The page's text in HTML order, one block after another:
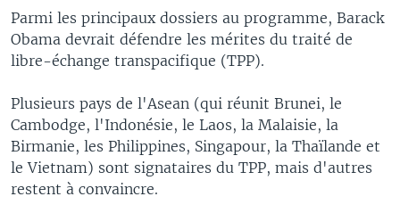
Parmi les principaux dossiers au programme, Barack
Obama devrait défendre les mérites du traité de
libre-échange transpacifique (TPP).
Plusieurs pays de l'Asean (qui réunit Brunei, le
Cambodge, l'Indonésie, le Laos, la Malaisie, la
Birmanie, les Philippines, Singapour, la Thaïlande et
le Vietnam) sont signataires du TPP, mais d'autres
restent à convaincre.